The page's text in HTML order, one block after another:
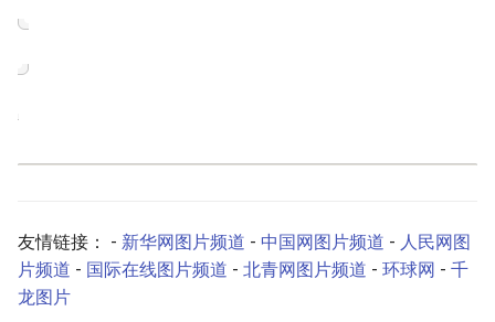
c
友情链接： - 新华网图片频道 - 中国网图片频道 - 人民网图
片频道 - 国际在线图片频道 - 北青网图片频道 - 环球网 - 千
龙图片